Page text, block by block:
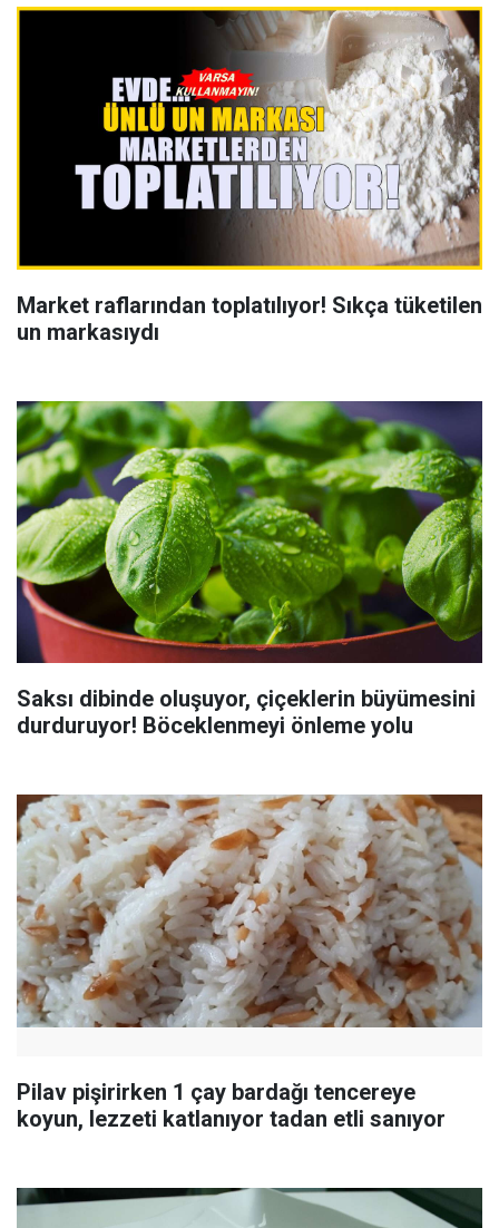
Market raflarından toplatılıyor! Sıkça tüketilen
un markasıydı
Saksı dibinde oluşuyor, çiçeklerin büyümesini
durduruyor! Böceklenmeyi önleme yolu
Pilav pişirirken 1 çay bardağı tencereye
koyun, lezzeti katlanıyor tadan etli sanıyor